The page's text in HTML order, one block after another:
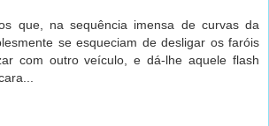
que, na sequência imensa de curvas da
se esqueciam de desligar os faróis
com outro veículo, e dá-lhe aquele flash